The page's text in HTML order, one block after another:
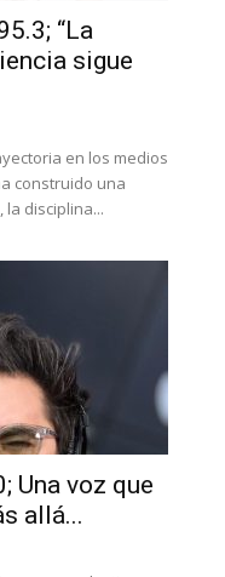
“La
sigue
en los medios
construido una
disciplina...
Una voz que
allá...